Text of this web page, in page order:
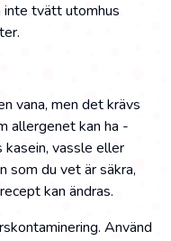
inte tvätt utomhus
vana, men det krävs
allergenet kan ha -
vassle eller
som du vet är säkra,
kan ändras.
Använd